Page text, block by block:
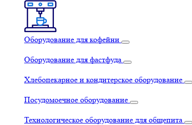
Оборудование для кофейни
Оборудование для фастфуда
Хлебопекарное и кондитерское оборудование
Посудомоечное оборудование
Технологическое оборудование для общепита